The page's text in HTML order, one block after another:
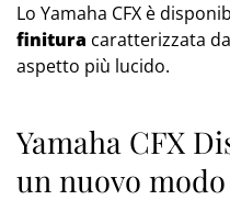
Lo Yamaha CFX è
finitura caratterizzata
aspetto più lucido.
Yamaha CFX
un nuovo